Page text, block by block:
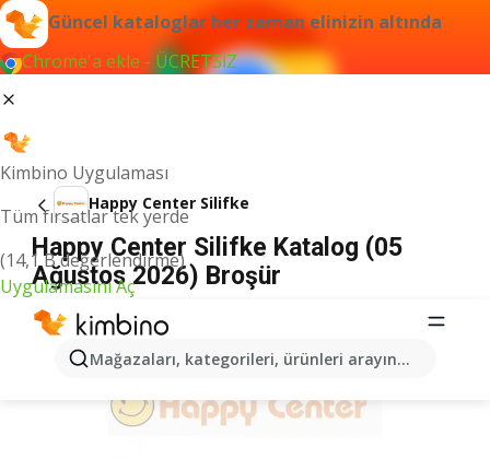
Güncel kataloglar her zaman elinizin altında
Chrome'a ekle - ÜCRETSİZ
Kimbino Uygulaması
Tüm fırsatlar tek yerde
(14,1 B değerlendirme)
Uygulamasını Aç
Mağazaları, kategorileri, ürünleri arayın...
Happy Center Silifke
Happy Center Silifke Katalog (05
Ağustos 2026) Broşür